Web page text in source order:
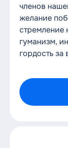
членов
желание
стремление
гуманизм,
гордость